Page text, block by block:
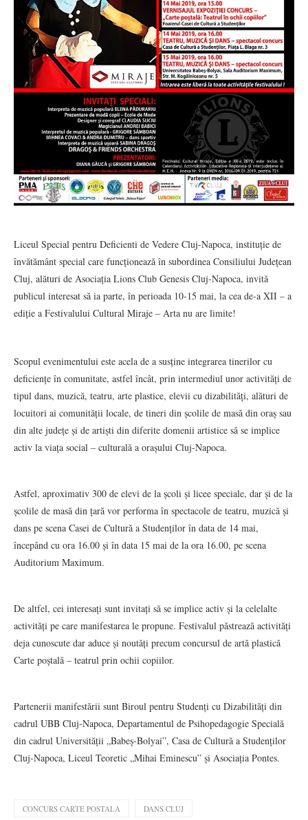
Liceul Special pentru Deficienti de Vedere Cluj-Napoca, instituție de
învătământ special care funcționează în subordinea Consiliului Județean
Cluj, alături de Asociația Lions Club Genesis Cluj-Napoca, invită
publicul interesat să ia parte, în perioada 10-15 mai, la cea de-a XII – a
ediție a Festivalului Cultural Miraje – Arta nu are limite!
Scopul evenimentului este acela de a susține integrarea tinerilor cu
deficiențe în comunitate, astfel încât, prin intermediul unor activități de
tipul dans, muzică, teatru, arte plastice, elevii cu dizabilități, alături de
locuitori ai comunității locale, de tineri din școlile de masă din oraș sau
din alte județe și de artiști din diferite domenii artistice să se implice
activ la viața social – culturală a orașului Cluj-Napoca.
Astfel, aproximativ 300 de elevi de la școli și licee speciale, dar și de la
școlile de masă din țară vor performa în spectacole de teatru, muzică și
dans pe scena Casei de Cultură a Studenților în data de 14 mai,
începând cu ora 16.00 și în data 15 mai de la ora 16.00, pe scena
Auditorium Maximum.
De altfel, cei interesați sunt invitați să se implice activ și la celelalte
activități pe care manifestarea le propune. Festivalul păstrează activități
deja cunoscute dar aduce și noutăți precum concursul de artă plastică
Carte poștală – teatrul prin ochii copiilor.
Partenerii manifestării sunt Biroul pentru Studenți cu Dizabilități din
cadrul UBB Cluj-Napoca, Departamentul de Psihopedagogie Specială
din cadrul Universității „Babeș-Bolyai”, Casa de Cultură a Studenților
Cluj-Napoca, Liceul Teoretic „Mihai Eminescu” și Asociația Pontes.
CONCURS CARTE POSTALA DANS CLUJ